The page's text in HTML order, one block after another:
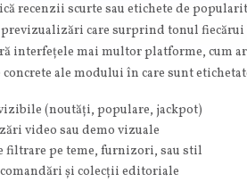
recenzii scurte sau etichete de
care surprind tonul fiecărui
interfețele mai multor platforme, cum
ale modului în care sunt
(noutăți, populare, jackpot)
video sau demo vizuale
filtrare pe teme, furnizori, sau stil
și colecții editoriale